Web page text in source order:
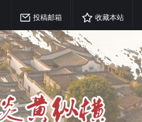
投稿邮箱 收藏本站